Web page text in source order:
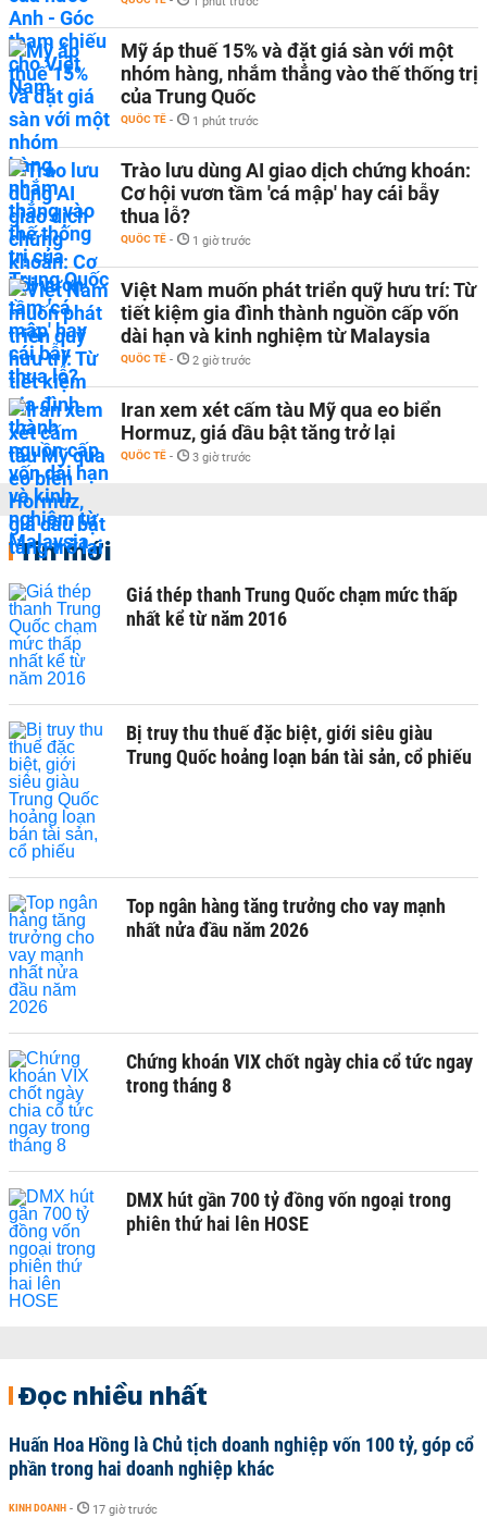
Mỹ áp thuế 15% và đặt giá sàn với một
nhóm hàng, nhắm thẳng vào thế thống trị
của Trung Quốc
QUỐC TẾ - 1 phút trước
Trào lưu dùng AI giao dịch chứng khoán:
Cơ hội vươn tầm 'cá mập' hay cái bẫy
thua lỗ?
QUỐC TẾ - 1 giờ trước
Việt Nam muốn phát triển quỹ hưu trí: Từ
tiết kiệm gia đình thành nguồn cấp vốn
dài hạn và kinh nghiệm từ Malaysia
QUỐC TẾ - 2 giờ trước
Iran xem xét cấm tàu Mỹ qua eo biển
Hormuz, giá dầu bật tăng trở lại
QUỐC TẾ - 3 giờ trước
Tin mới
Giá thép thanh Trung Quốc chạm mức thấp
nhất kể từ năm 2016
Bị truy thu thuế đặc biệt, giới siêu giàu
Trung Quốc hoảng loạn bán tài sản, cổ phiếu
Top ngân hàng tăng trưởng cho vay mạnh
nhất nửa đầu năm 2026
Chứng khoán VIX chốt ngày chia cổ tức ngay
trong tháng 8
DMX hút gần 700 tỷ đồng vốn ngoại trong
phiên thứ hai lên HOSE
Đọc nhiều nhất
Huấn Hoa Hồng là Chủ tịch doanh nghiệp vốn 100 tỷ, góp cổ
phần trong hai doanh nghiệp khác
KINH DOANH - 17 giờ trước